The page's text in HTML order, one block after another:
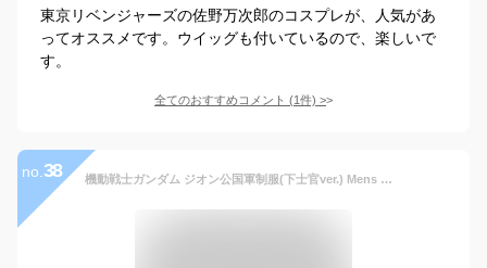
東京リベンジャーズの佐野万次郎のコスプレが、人気があ
ってオススメです。ウイッグも付いているので、楽しいで
す。
全てのおすすめコメント (1件) >
no. 38 機動戦士ガンダム ジオン公国軍制服(下士官ver.) Mens Mサイズ